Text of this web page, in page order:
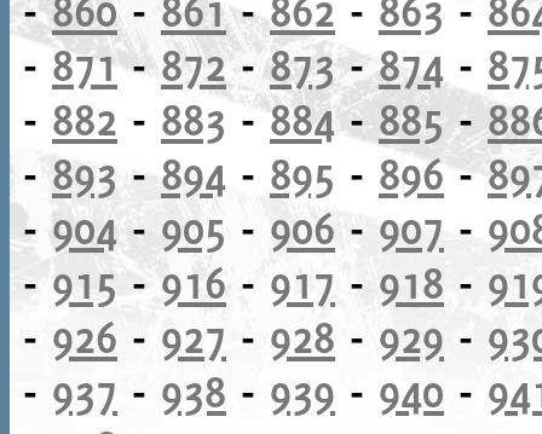
- 871-872-873-874 -
- 882 - 883 -884- 885-
-893 - 894 - 895 - 896-
-904- 905 - 906- 907 -
- 915-916 - 917 - 918 -
- 926 - 927 - 928 - 929 -
- 937 - 938 - 939 - 940 -